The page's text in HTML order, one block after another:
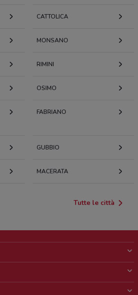
CATTOLICA
MONSANO
RIMINI
OSIMO
FABRIANO
GUBBIO
MACERATA
Tutte le città